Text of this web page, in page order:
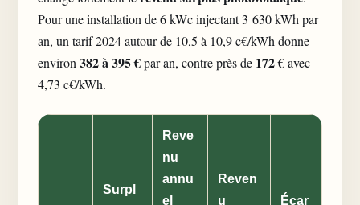
Pour une installation de 6 kWc injectant 3 630 kWh par
an, un tarif 2024 autour de 10,5 à 10,9 c€/kWh donne
environ 382 à 395 €par an, contre près de 172 €avec
4,73 c€/kWh.
Surpl
Reve
nu
annu
el
Reven
u
Écar